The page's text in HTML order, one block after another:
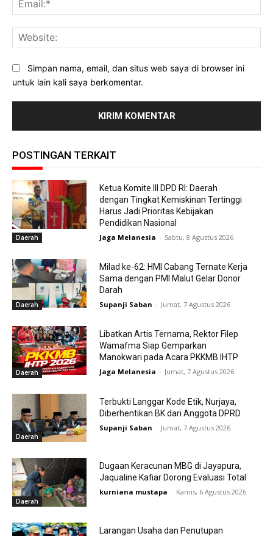
Simpan nama, email, dan situs web saya di browser ini
untuk lain kali saya berkomentar.
POSTINGAN TERKAIT
Daerah
Ketua Komite III DPD RI: Daerah
dengan Tingkat Kemiskinan Tertinggi
Harus Jadi Prioritas Kebijakan
Pendidikan Nasional
Jaga Melanesia - Sabtu, 8 Agustus 2026
Daerah
Milad ke-62: HMI Cabang Ternate Kerja
Sama dengan PMI Malut Gelar Donor
Darah
Supanji Saban - Jumat, 7 Agustus 2026
Daerah
Libatkan Artis Ternama, Rektor Filep
Wamafma Siap Gemparkan
Manokwari pada Acara PKKMB IHTP
Jaga Melanesia - Jumat, 7 Agustus 2026
Daerah
Terbukti Langgar Kode Etik, Nurjaya,
Diberhentikan BK dari Anggota DPRD
Supanji Saban - Jumat, 7 Agustus 2026
Daerah
Dugaan Keracunan MBG di Jayapura,
Jaqualine Kafiar Dorong Evaluasi Total
kurniana mustapa - Kamis, 6 Agustus 2026
Larangan Usaha dan Penutupan